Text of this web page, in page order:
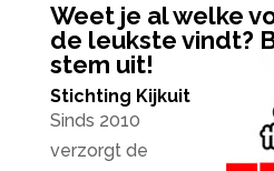
Weet je al welke
de leukste vindt?
stem uit!
Stichting Kijkuit
Sinds 2010
verzorgt de